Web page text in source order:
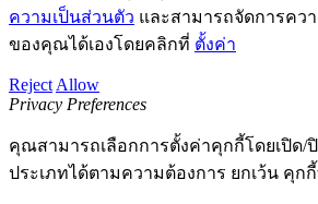
ความเป็นส่วนตัว และสามารถจัดการคว
ของคุณได้เองโดยคลิกที่ ตั้งค่า
Reject Allow
Privacy Preferences
คุณสามารถเลือกการตั้งค่าคุกกี้โดยเปิด/
ประเภทได้ตามความต้องการ ยกเว้น คุก